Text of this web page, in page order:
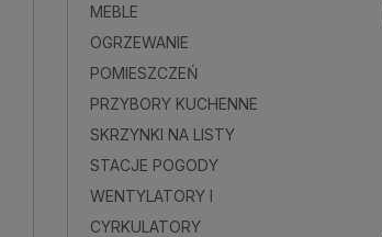
MEBLE
OGRZEWANIE
POMIESZCZEŃ
PRZYBORY KUCHENNE
SKRZYNKI NA LISTY
STACJE POGODY
WENTYLATORY I
CYRKULATORY